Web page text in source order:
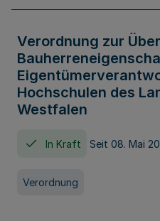
Verordnung zur
Hochschulen des
Westfalen
In Kraft Seit 08. Mai
Verordnung